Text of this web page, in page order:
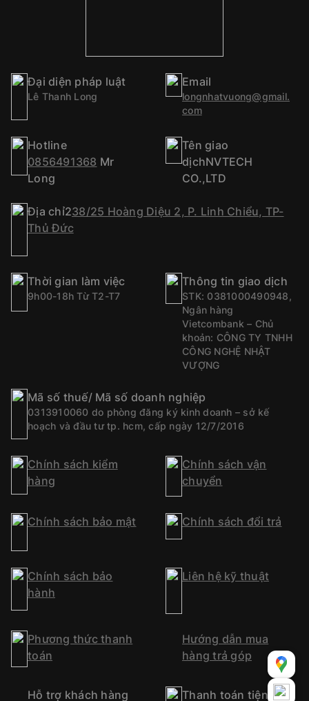
Đại diện pháp luật
Lê Thanh Long
Email
longnhatvuong@gmail.
com
Hotline
0856491368 Mr
Long
Tên giao
dịchNVTECH
CO.,LTD
Địa chỉ238/25 Hoàng Diệu 2, P. Linh Chiểu, TP-
Thủ Đức
Thời gian làm việc
9h00-18h Từ T2-T7
Thông tin giao dịch
STK: 0381000490948,
Ngân hàng
Vietcombank – Chủ
khoản: CÔNG TY TNHH
CÔNG NGHỆ NHẬT
VƯỢNG
Mã số thuế/ Mã số doanh nghiệp
0313910060 do phòng đăng ký kinh doanh – sở kế
hoạch và đầu tư tp. hcm, cấp ngày 12/7/2016
Chính sách kiểm
hàng
Chính sách vận
chuyển
Chính sách bảo mật Chính sách đổi trả
Chính sách bảo
hành
Liên hệ kỹ thuật
Phương thức thanh
toán
Hướng dẫn mua
hàng trả góp
Hỗ trợ khách hàng Thanh toán tiện lợi